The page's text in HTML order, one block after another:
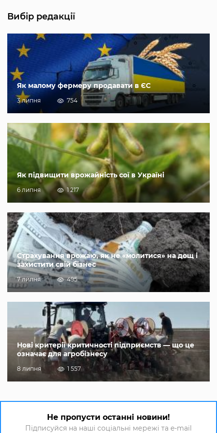
Вибір редакції
Як малому фермеру продавати в ЄС
3 липня 754
Як підвищити врожайність сої в Україні
6 липня 1 217
Страхування врожаю, як не «молитися» на дощ і
захистити свій бізнес
7 липня 495
Нові критерії критичності підприємств — що це
означає для агробізнесу
8 липня 1 557
Не пропусти останні новини!
Підписуйся на наші соціальні мережі та e-mail